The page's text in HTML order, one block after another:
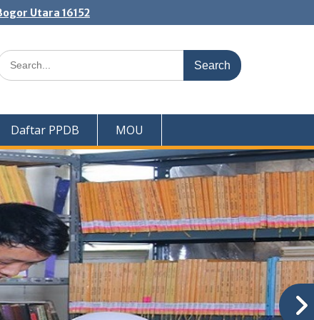
Utara 16152
Daftar PPDB MOU